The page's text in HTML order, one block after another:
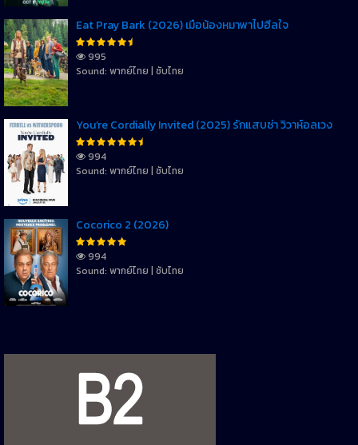
Eat Pray Bark (2026) เมื่อน้องหมาพาไปฮีลใจ
995
Sound: พากย์ไทย | ซับไทย
You’re Cordially Invited (2025) รักแสบซ่า วิวาห์อลเวง
994
Sound: พากย์ไทย | ซับไทย
Cocorico 2 (2026)
994
Sound: พากย์ไทย | ซับไทย